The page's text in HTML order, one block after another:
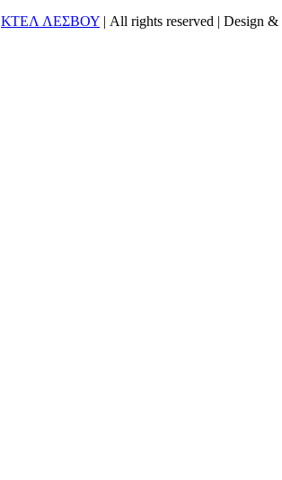
ΚΤΕΛ ΛΕΣΒΟΥ | All rights reserved | Design &